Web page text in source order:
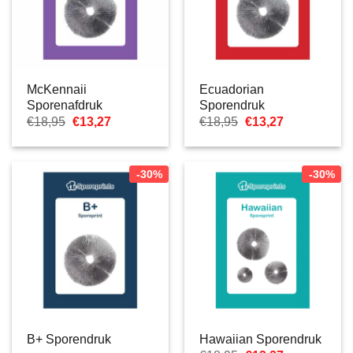
McKennaii
Sporenafdruk
€18,95 Oorspronkelijke
was:
€13,27Huidige
is:
Ecuadorian
Sporendruk
€18,95 Oorspronkelijke
was:
€13,27Huidige
is:
-30%
B+ Sporendruk
-30%
Hawaiian Sporendruk